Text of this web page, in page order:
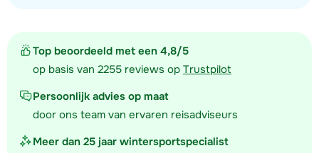
Top beoordeeld met een 4,8/5
op basis van 2255 reviews op Trustpilot
Persoonlijk advies op maat
door ons team van ervaren reisadviseurs
Meer dan 25 jaar wintersportspecialist